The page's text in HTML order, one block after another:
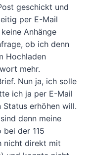
geschickt und
per E-Mail
Anhänge
ob ich denn
Hochladen
mehr.
Nun ja, ich solle
ich ja per E-Mail
Status erhöhen will.
denn meine
bei der 115
nicht direkt mit